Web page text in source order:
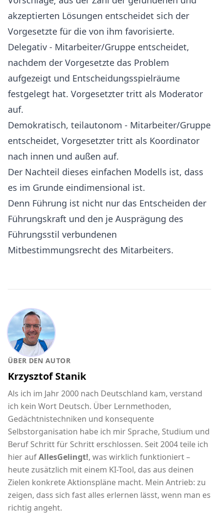
akzeptierten Lösungen entscheidet sich der
Vorgesetzte für die von ihm favorisierte.
Delegativ - Mitarbeiter/Gruppe entscheidet,
nachdem der Vorgesetzte das Problem
aufgezeigt und Entscheidungsspielräume
festgelegt hat. Vorgesetzter tritt als Moderator
auf.
Demokratisch, teilautonom - Mitarbeiter/Gruppe
entscheidet, Vorgesetzter tritt als Koordinator
nach innen und außen auf.
Der Nachteil dieses einfachen Modells ist, dass
es im Grunde eindimensional ist.
Denn Führung ist nicht nur das Entscheiden der
Führungskraft und den je Ausprägung des
Führungsstil verbundenen
Mitbestimmungsrecht des Mitarbeiters.
ÜBER DEN AUTOR
Krzysztof Stanik
Als ich im Jahr 2000 nach Deutschland kam, verstand
ich kein Wort Deutsch. Über Lernmethoden,
Gedächtnistechniken und konsequente
Selbstorganisation habe ich mir Sprache, Studium und
Beruf Schritt für Schritt erschlossen. Seit 2004 teile ich
hier aufAllesGelingt!, was wirklich funktioniert –
heute zusätzlich mit einem KI-Tool, das aus deinen
Zielen konkrete Aktionspläne macht. Mein Antrieb: zu
zeigen, dass sich fast alles erlernen lässt, wenn man es
richtig angeht.